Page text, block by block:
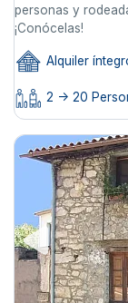
personas y
¡Conócelas!
Alquiler
2 -> 20